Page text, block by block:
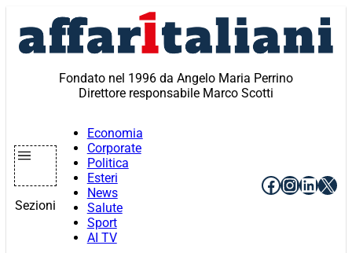
contenuto
Fondato nel 1996 da Angelo Maria Perrino
Direttore responsabile Marco Scotti
Sezioni
Economia
Corporate
Politica
Esteri
News
Salute
Sport
AI TV
Facebook
X